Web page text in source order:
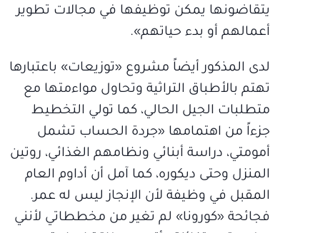
يتقاضونها يمكن توظيفها في مجالات تطوير
أعمالهم أو بدء حياتهم».
لدى المذكور أيضاً مشروع «توزيعات» باعتبارها
تهتم بالأطباق التراثية وتحاول مواءمتها مع
متطلبات الجيل الحالي، كما تولي التخطيط
جزءاً من اهتمامها «جردة الحساب تشمل
أمومتي، دراسة أبنائي ونظامهم الغذائي، روتين
المنزل وحتى ديكوره، كما آمل أن أداوم العام
المقبل في وظيفة لأن الإنجاز ليس له عمر.
فجائحة «كورونا» لم تغير من مخططاتي لأنني